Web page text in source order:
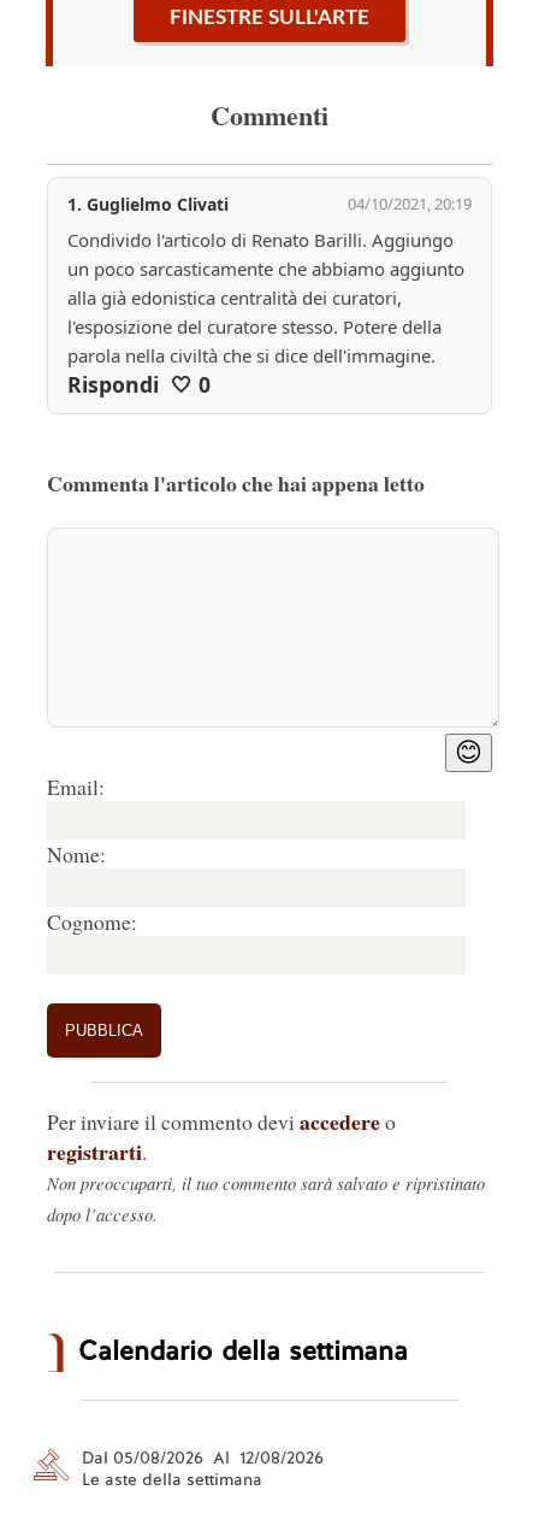
FINESTRE SULL'ARTE
Commenti
1. Guglielmo Clivati 04/10/2021, 20:19
Condivido l'articolo di Renato Barilli. Aggiungo
un poco sarcasticamente che abbiamo aggiunto
alla già edonistica centralità dei curatori,
l'esposizione del curatore stesso. Potere della
parola nella civiltà che si dice dell'immagine.
Rispondi 🤍 0
Commenta l'articolo che hai appena letto
😊
Email:
Nome:
Cognome:
Per inviare il commento devi accedereo
registrarti.
Non preoccuparti, il tuo commento sarà salvato e ripristinato
dopo l’accesso.
Calendario della settimana
Dal 05/08/2026 Al 12/08/2026
Le aste della settimana